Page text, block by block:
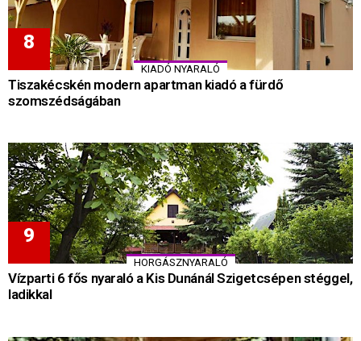
KIADÓ NYARALÓ
Tiszakécskén modern apartman kiadó a fürdő
szomszédságában
HORGÁSZNYARALÓ
Vízparti 6 fős nyaraló a Kis Dunánál Szigetcsépen stéggel,
ladikkal